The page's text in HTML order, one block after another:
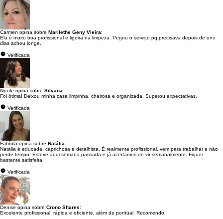
Carmen opina sobre Marilethe Geny Vieira:
Ela é muito boa profissional e ligeira na limpeza. Pegou o serviço pq precisava depois de uns
dias achou longe.
Verificada
Nicole opina sobre Silvana:
Foi ótima! Deixou minha casa limpinha, cheirosa e organizada. Superou expectativas.
Verificada
Fabíola opina sobre Natália:
Natália é educada, caprichosa e detalhista. É realmente profissional, vem para trabalhar e não
perde tempo. Esteve aqui semana passada e já acertamos de vir semanalmente. Fiquei
bastante satisfeita.
Verificada
Denise opina sobre Crono Shares:
Excelente profissional, rápida e eficiente, além de pontual. Recomendo!